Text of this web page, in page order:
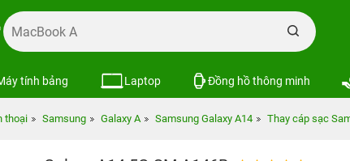
tính bảng Laptop Đồng hồ thông minh
thoại Samsung Galaxy A Samsung Galaxy A14 Thay cáp sạc